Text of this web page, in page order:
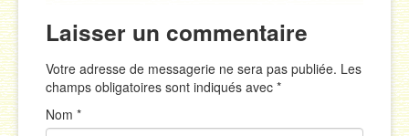
Laisser un commentaire
Votre adresse de messagerie ne sera pas publiée. Les
champs obligatoires sont indiqués avec *
Nom *